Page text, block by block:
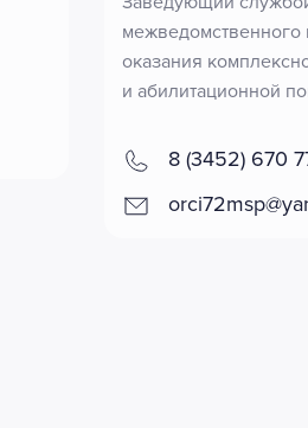
межведомственного
оказания
и абилитационной
8 (3452) 670